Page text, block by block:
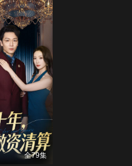
全79集